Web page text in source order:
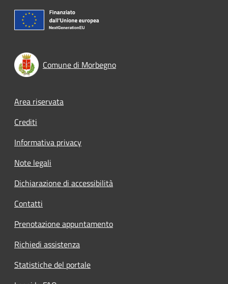
Comune di Morbegno
Footer menu
Area riservata
Crediti
Informativa privacy
Note legali
Dichiarazione di accessibilità
Contatti
Prenotazione appuntamento
Richiedi assistenza
Statistiche del portale